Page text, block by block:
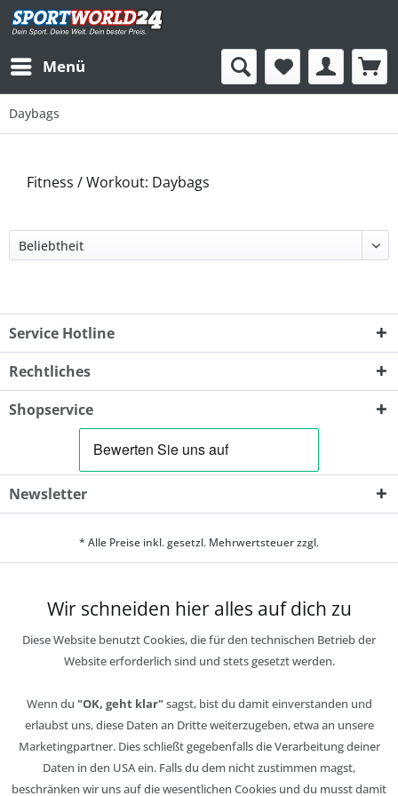
Menü
Daybags
Fitness / Workout: Daybags
Service Hotline
Rechtliches
Shopservice
Newsletter
* Alle Preise inkl. gesetzl. Mehrwertsteuer zzgl.
Wir schneiden hier alles auf dich zu
Diese Website benutzt Cookies, die für den technischen Betrieb der
Website erforderlich sind und stets gesetzt werden.
Wenn du "OK, geht klar"sagst, bist du damit einverstanden und
erlaubst uns, diese Daten an Dritte weiterzugeben, etwa an unsere
Marketingpartner. Dies schließt gegebenfalls die Verarbeitung deiner
Daten in den USA ein. Falls du dem nicht zustimmen magst,
beschränken wir uns auf die wesentlichen Cookies und du musst damit